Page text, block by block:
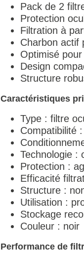
Pack de 2
Protection
Filtration à
Charbon actif
Optimisé
Design
Structure
Caractéristiques
Type : filtre
Compatibilité
Technologie :
Protection :
Efficacité
Structure :
Utilisation :
Stockage
Couleur : noir
Performance de